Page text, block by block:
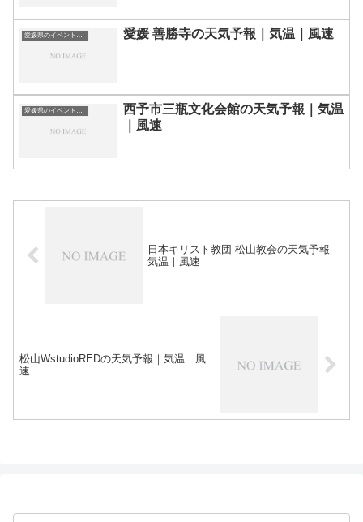
愛媛 善勝寺の天気予報｜気温｜風速
西予市三瓶文化会館の天気予報｜気温
｜風速
日本キリスト教団 松山教会の天気予報｜
気温｜風速
松山WstudioREDの天気予報｜気温｜風
速